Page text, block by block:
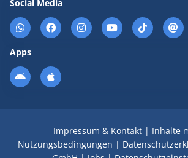
Social Media
Apps
Impressum & Kontakt| Inhalte
Nutzungsbedingungen |